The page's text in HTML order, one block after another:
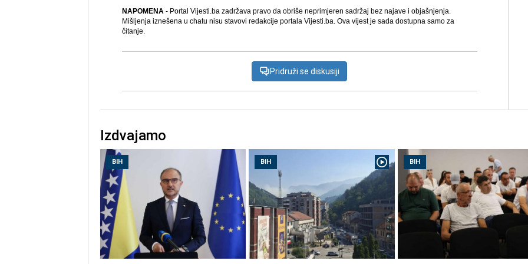
NAPOMENA- Portal Vijesti.ba zadržava pravo da obriše neprimjeren sadržaj bez najave i objašnjenja.
Mišljenja iznešena u chatu nisu stavovi redakcije portala Vijesti.ba. Ova vijest je sada dostupna samo za
čitanje.
Pridruži se diskusiji
Izdvajamo
BIH BIH BIH